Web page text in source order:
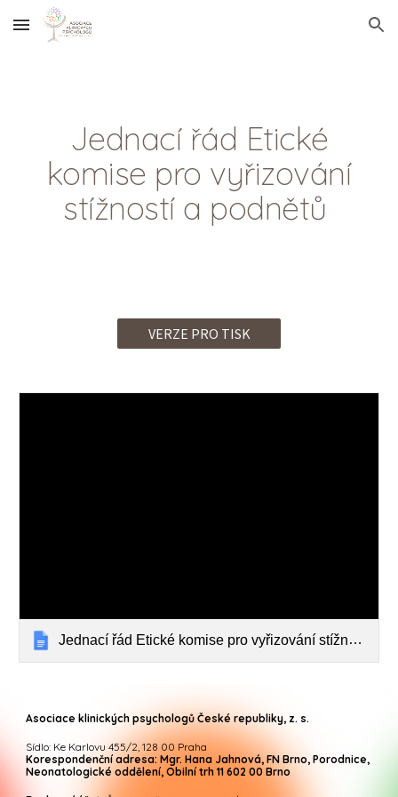
Skip to main content Skip to navigation
Jednací řád Etické
komise pro vyřizování
stížností a podnětů
VERZE PRO TISK
Jednací řád Etické komise pro vyřizování stížností a podnětů
Asociace klinických psychologů České republiky, z. s.
Sídlo: Ke Karlovu 455/2, 128 00 Praha
Korespondenční adresa: Mgr. Hana Jahnová, FN Brno, Porodnice,
Neonatologické oddělení, Obilní trh 11 602 00 Brno